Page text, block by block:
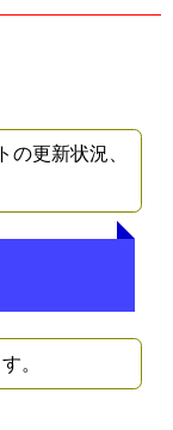
の更新状況、
。